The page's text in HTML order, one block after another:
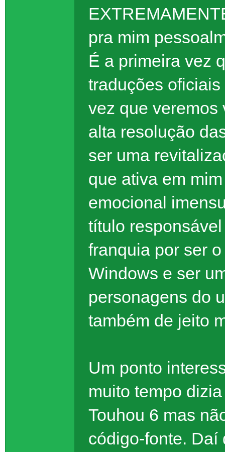
pra mim
É a primeira vez
traduções
vez que veremos
alta resolução
ser uma
que ativa em
emocional
título
franquia por ser
Windows e ser
personagens do
também de jeito
Um ponto
muito tempo
Touhou 6 mas
código-fonte. Daí